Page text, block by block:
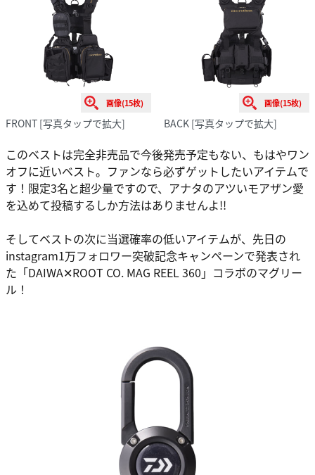
画像(15枚)
FRONT [写真タップで拡大]
画像(15枚)
BACK[写真タップで拡大]
このベストは完全非売品で今後発売予定もない、もはやワン
オフに近いベスト。ファンなら必ずゲットしたいアイテムで
す！限定3名と超少量ですので、アナタのアツいモアザン愛
を込めて投稿するしか方法はありませんよ!!
そしてベストの次に当選確率の低いアイテムが、先日の
instagram1万フォロワー突破記念キャンペーンで発表され
た「DAIWA✕ROOT CO. MAG REEL 360」コラボのマグリー
ル！